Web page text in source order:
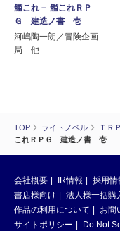
TOP ライトノベル ＴＲ
これＲＰＧ 建造ノ書 壱
艦これ－ 艦これＲＰ
Ｇ 建造ノ書 壱
河嶋陶一朗／冒険企画
局 他
会社概要 IR情報 採用情
書店様向け
法人様一括購
作品の利用について
お問
サイトポリシー
Do Not